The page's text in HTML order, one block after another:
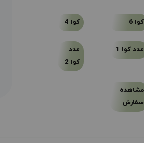
کوا 6 کوا 4
عدد کوا 1
عدد
کوا 2
مشاهده
سفارش